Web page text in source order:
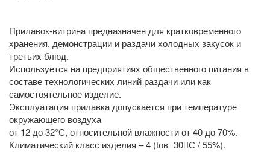
Прилавок-витрина предназначен для кратковременного
хранения, демонстрации и раздачи холодных закусок и
третьих блюд.
Используется на предприятиях общественного питания в
составе технологических линий раздачи или как
самостоятельное изделие.
Эксплуатация прилавка допускается при температуре
окружающего воздуха
от 12 до 32°С, относительной влажности от 40 до 70%.
Климатический класс изделия – 4 (tов=30С / 55%).